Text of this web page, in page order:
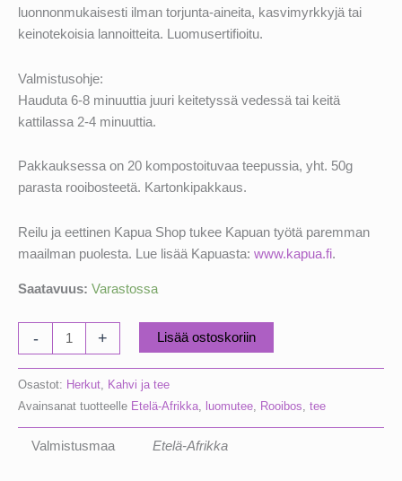
luonnonmukaisesti ilman torjunta-aineita, kasvimyrkkyjä tai
keinotekoisia lannoitteita. Luomusertifioitu.
Valmistusohje:
Hauduta 6-8 minuuttia juuri keitetyssä vedessä tai keitä
kattilassa 2-4 minuuttia.
Pakkauksessa on 20 kompostoituvaa teepussia, yht. 50g
parasta rooibosteetä. Kartonkipakkaus.
Reilu ja eettinen Kapua Shop tukee Kapuan työtä paremman
maailman puolesta. Lue lisää Kapuasta: www.kapua.fi.
Saatavuus: Varastossa
-
Rooibos
Chai
+ Lisää ostoskoriin
Osastot: Herkut, Kahvi ja tee
Avainsanat tuotteelle Etelä-Afrikka, luomutee, Rooibos, tee
Valmistusmaa Etelä-Afrikka